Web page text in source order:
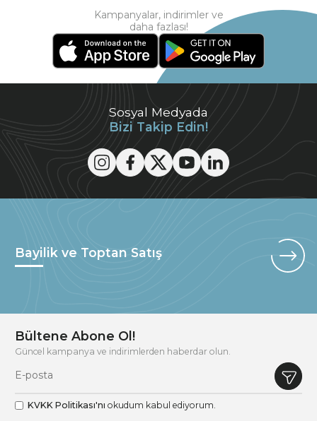
Sosyal Medyada
Bizi Takip Edin!
Kampanyalar, indirimler ve
daha fazlası!
Bayilik ve Toptan Satış
Bültene Abone Ol!
Güncel kampanya ve indirimlerden haberdar olun.
KVKK Politikası'nı okudum kabul ediyorum.